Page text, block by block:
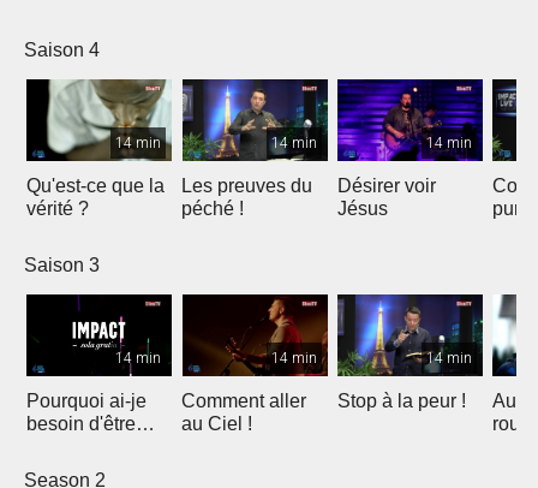
Saison 4
14 min
Qu'est-ce que la
vérité ?
14 min
Les preuves du
péché !
14 min
Désirer voir
Jésus
Saison 3
14 min
Pourquoi ai-je
besoin d'être
14 min
Comment aller
au Ciel !
14 min
Stop à la peur !
Au
Season 2